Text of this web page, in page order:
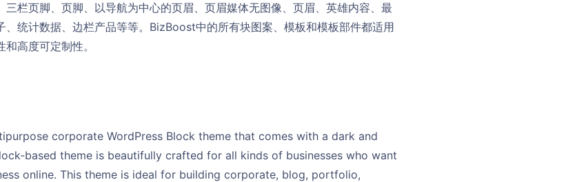
栏页脚、页脚、以导航为中心的页眉、页眉媒体无图像、页眉、英雄内容、最
、统计数据、边栏产品等等。BizBoost中的所有块图案、模板和模板部件都适用
高度可定制性。
corporate WordPress Block theme that comes with a dark and
based theme is beautifully crafted for all kinds of businesses who want
online. This theme is ideal for building corporate, blog, portfolio,